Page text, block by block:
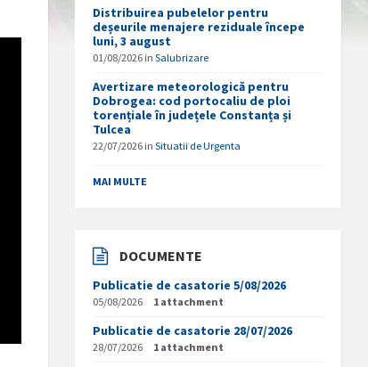
Distribuirea pubelelor pentru
deșeurile menajere reziduale începe
luni, 3 august
01/08/2026 inSalubrizare
Avertizare meteorologică pentru
Dobrogea: cod portocaliu de ploi
torențiale în județele Constanța și
Tulcea
22/07/2026 inSituatii de Urgenta
MAI MULTE
DOCUMENTE
Publicatie de casatorie 5/08/2026
05/08/2026 1 attachment
Publicatie de casatorie 28/07/2026
28/07/2026 1 attachment